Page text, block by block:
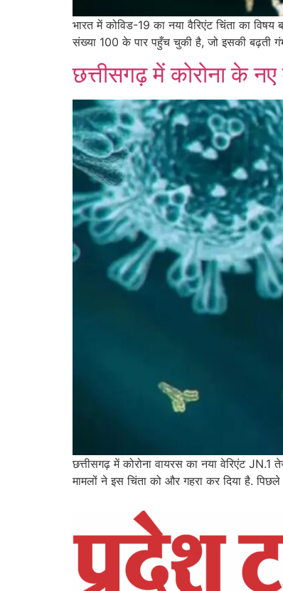
भारत में कोविड-19 का नया वैरिएंट चिंता का
संख्या 100 के पार पहुँच चुकी है, जो इसकी बढ़ती
छत्तीसगढ़ में कोरोना के नए
छत्तीसगढ़ में कोरोना वायरस का नया वेरिएंट
मामलों ने इस चिंता को और गहरा कर दिया है.